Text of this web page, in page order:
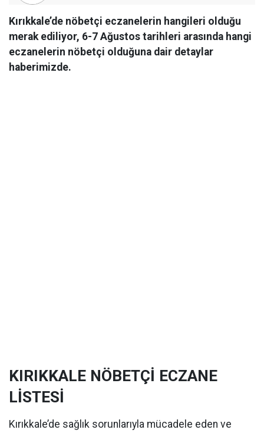
Kırıkkale’de nöbetçi eczanelerin hangileri olduğu
merak ediliyor, 6-7 Ağustos tarihleri arasında hangi
eczanelerin nöbetçi olduğuna dair detaylar
haberimizde.
KIRIKKALE NÖBETÇİ ECZANE
LİSTESİ
Kırıkkale’de sağlık sorunlarıyla mücadele eden ve